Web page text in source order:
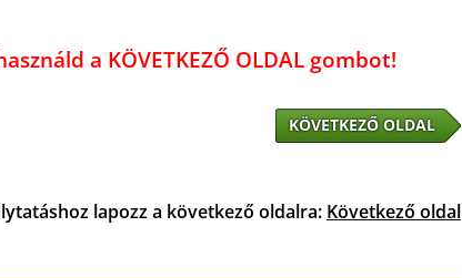
a KÖVETKEZŐ OLDAL gombot!
KÖVETKEZŐ OLDAL
lapozz a következő oldalra: Következő oldal